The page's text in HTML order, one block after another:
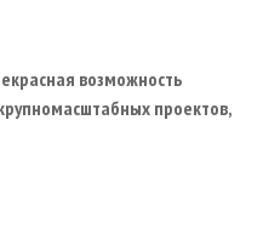
возможность
проектов,